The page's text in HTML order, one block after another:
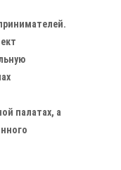
палатах, а